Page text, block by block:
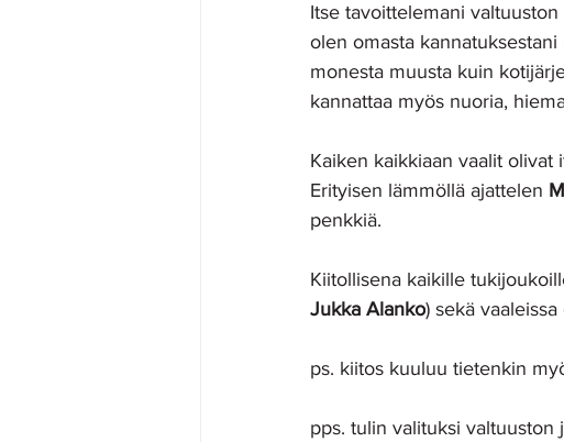
Itse tavoittelemani
olen omasta
monesta muusta kuin
kannattaa myös nuoria,
Kaiken kaikkiaan vaalit
Erityisen lämmöllä ajattelen
penkkiä.
Kiitollisena kaikille
Jukka Alanko) sekä
ps. kiitos kuuluu tietenkin
pps. tulin valituksi valtuuston